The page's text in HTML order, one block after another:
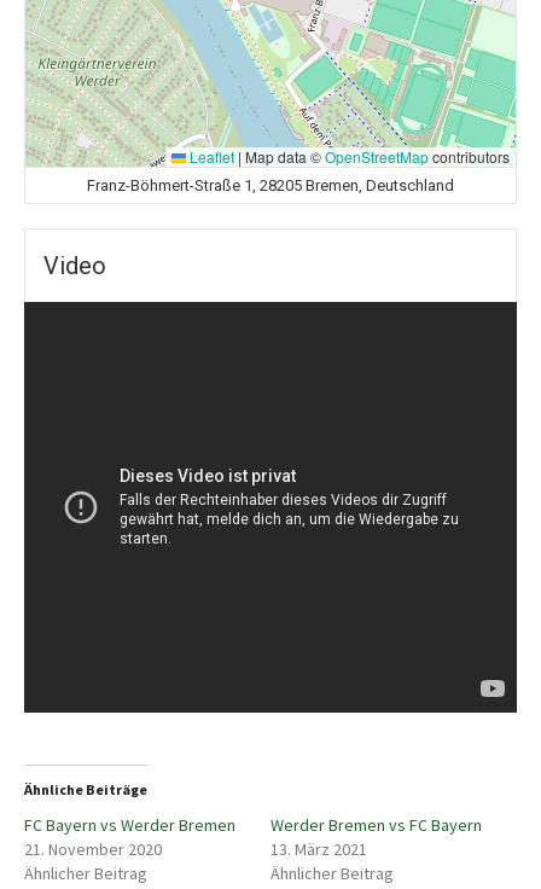
Leaflet | Map data ©OpenStreetMapcontributors
Franz-Böhmert-Straße 1, 28205 Bremen, Deutschland
Video
Ähnliche Beiträge
FC Bayern vs Werder Bremen
21. November 2020
Ähnlicher Beitrag
Werder Bremen vs FC Bayern
13. März 2021
Ähnlicher Beitrag